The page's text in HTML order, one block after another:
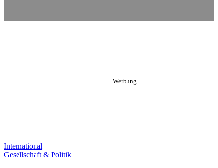
International
Gesellschaft & Politik